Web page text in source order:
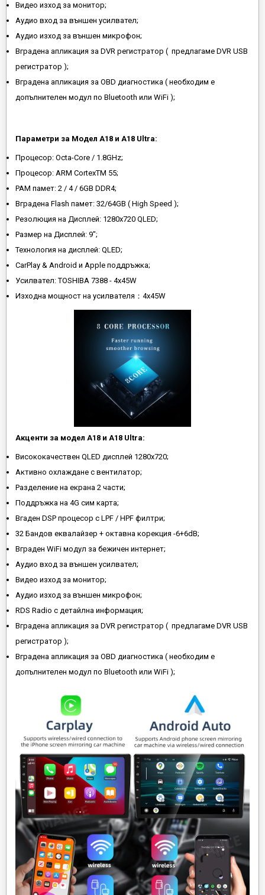
Видео изход за монитор;
Аудио вход за външен усилвател;
Аудио изход за външен микрофон;
Вградена апликация за DVR регистратор ( предлагаме DVR USB
регистратор );
Вградена апликация за OBD диагностика ( необходим е
допълнителен модул по Bluetooth или WiFi );
Параметри за Модел A18 и A18 Ultra:
Процесор: Octa-Core / 1.8GHz;
Процесор: ARM CortexTM 55;
РАМ памет: 2 / 4 / 6GB DDR4;
Вградена Flash памет: 32/64GB ( High Speed );
Резолюция на Дисплей: 1280х720 QLED;
Размер на Дисплей: 9";
Технология на дисплей: QLED;
CarPlay & Android и Apple поддръжка;
Усилвател: TOSHIBA 7388 - 4x45W
Изходна мощност на усилвателя：4x45W
Акценти за модел A18 и A18 Ultra:
Висококачествен QLED дисплей 1280х720;
Активно охлаждане с вентилатор;
Разделение на екрана 2 части;
Поддръжка на 4G сим карта;
Вгаден DSP процесор с LPF / HPF филтри;
32 Бандов еквалайзер + октавна корекция -6+6dB;
Вграден WiFi модул за бежичен интернет;
Аудио вход за външен усилвател;
Видео изход за монитор;
Аудио изход за външен микрофон;
RDS Radio с детайлна информация;
Вградена апликация за DVR регистратор ( предлагаме DVR USB
регистратор );
Вградена апликация за OBD диагностика ( необходим е
допълнителен модул по Bluetooth или WiFi );